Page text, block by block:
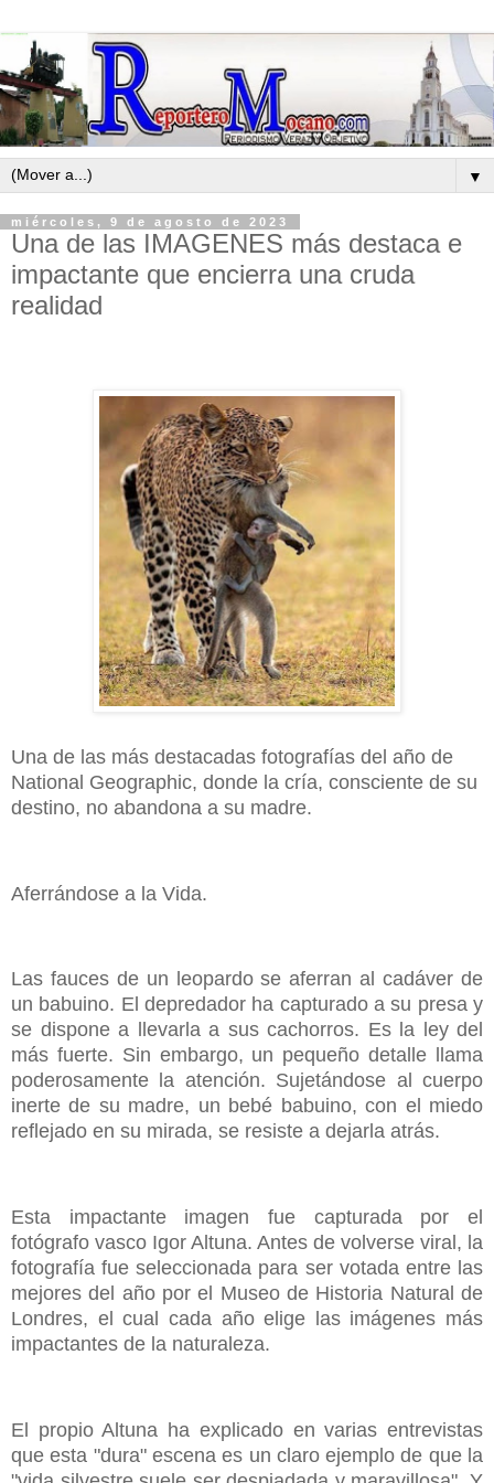
▼
miércoles, 9 de agosto de 2023
Una de las IMAGENES más destaca e
impactante que encierra una cruda
realidad
Una de las más destacadas fotografías del año de
National Geographic, donde la cría, consciente de su
destino, no abandona a su madre.
Aferrándose a la Vida.
Las fauces de un leopardo se aferran al cadáver de
un babuino. El depredador ha capturado a su presa y
se dispone a llevarla a sus cachorros. Es la ley del
más fuerte. Sin embargo, un pequeño detalle llama
poderosamente la atención. Sujetándose al cuerpo
inerte de su madre, un bebé babuino, con el miedo
reflejado en su mirada, se resiste a dejarla atrás.
Esta impactante imagen fue capturada por el
fotógrafo vasco Igor Altuna. Antes de volverse viral, la
fotografía fue seleccionada para ser votada entre las
mejores del año por el Museo de Historia Natural de
Londres, el cual cada año elige las imágenes más
impactantes de la naturaleza.
El propio Altuna ha explicado en varias entrevistas
que esta "dura" escena es un claro ejemplo de que la